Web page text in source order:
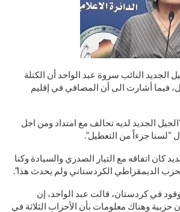
الجديد النائب سروة عبد الواحد أن الكتلة
فيما أشارت الى أن المصافي في إقليم
الجديد لديه تحالف مع امتداد ومن اجل
“لسنا جزءاً من التعطيل”.
كان اتفاقه مع التيار الصدري والسيادة وكنا
الديمقراطي الكردستاني ولم يحدث هذا”.
في كردستان، قالت عبد الواحد، إن
وهناك معلومات بأن الأحزاب الثلاثة في